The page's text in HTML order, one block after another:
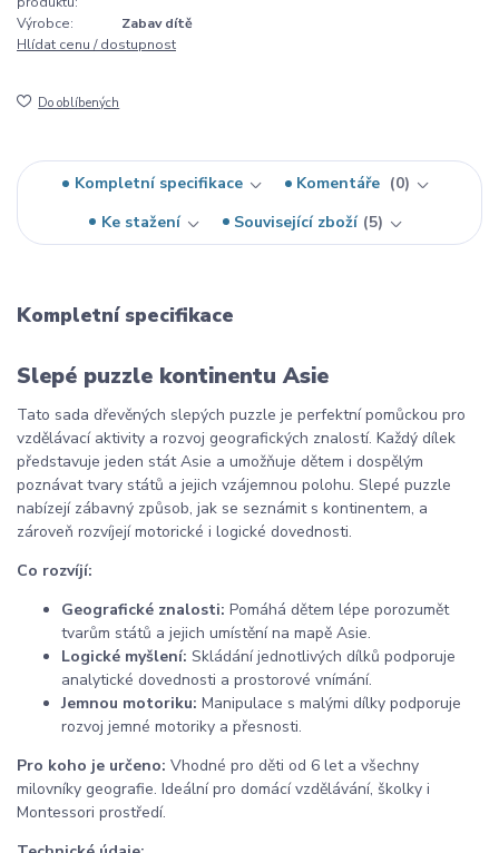
Výrobce:
Zabav dítě
Hlídat cenu / dostupnost
Do oblíbených
Kompletní specifikace Komentáře
0
Ke stažení
Související zboží 5
Kompletní specifikace
Slepé puzzle kontinentu Asie
Tato sada dřevěných slepých puzzle je perfektní pomůckou pro
vzdělávací aktivity a rozvoj geografických znalostí. Každý dílek
představuje jeden stát Asie a umožňuje dětem i dospělým
poznávat tvary států a jejich vzájemnou polohu. Slepé puzzle
nabízejí zábavný způsob, jak se seznámit s kontinentem, a
zároveň rozvíjejí motorické i logické dovednosti.
Co rozvíjí:
Geografické znalosti: Pomáhá dětem lépe porozumět
tvarům států a jejich umístění na mapě Asie.
Logické myšlení: Skládání jednotlivých dílků podporuje
analytické dovednosti a prostorové vnímání.
Jemnou motoriku: Manipulace s malými dílky podporuje
rozvoj jemné motoriky a přesnosti.
Pro koho je určeno: Vhodné pro děti od 6 let a všechny
milovníky geografie. Ideální pro domácí vzdělávání, školky i
Montessori prostředí.